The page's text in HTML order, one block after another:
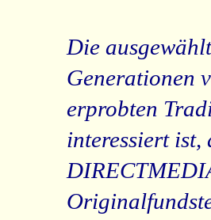
Die
Generationen
erprobten
interessiert ist,